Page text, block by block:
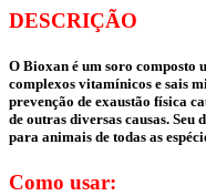
DESCRIÇÃO
O Bioxan é um soro composto
complexos vitamínicos e sais
prevenção de exaustão física
de outras diversas causas.
para animais de todas as
Como usar: